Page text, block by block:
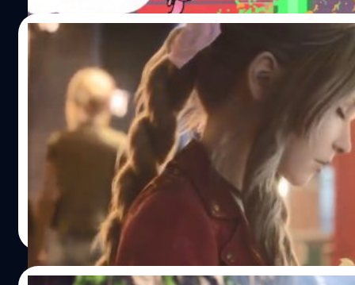
เล่นแล้วก็ถือว่าเป็นอีก 1 เกมที่น่าจะเหมาะแก่การเล่นฆ่าเวลาเ
มาก ตัวเกมไม่ยากและก็ไม่ง่าย ทั้งยังสามารถเลือกระดับความ
ถึง 3 ระดับตามความอยากของผู้เล่น ซึ่งตัวทดลองที่เปิดให้เล่
ไม่สามารถ Co-op ได้ ระบบการเล่นเองก็ต้องอาศัยความคุ้นชิ
นึง เพราะค่อนข้างจะมีลูกเล่นเยอะพอประมาณ ไว้ถ้าตัวเกมเ
จะกลับมาเขียนรีวิวเพิ่มเติมให้นะครับ พิสูจน์อักษร : สุชยา เก
01/01/2020
หลุดคลิปฉากอินโทรเดโม Final Fantasy VII
Remake [อัปเดตเพิ่มคลิป]
หลังจากมีข่าวว่าเว็บไซต์ Gamstat ที่คอยติดตามข้อมูลเกมบน
PlayStation Store ได้เพิ่มรายชื่อเดโมเกม Final Fantasy VII
ล่าสุดช่องยูทูบ Lystrasza ได้ปล่อยคลิปฉากอินโทรเดโมเกม
Fantasy VII Remake โดยเขาอ้างว่าสามารถติดตั้งและเล่นเด
นอกจากนี้ยังมีรายงานว่าเกมตัวเต็มอยู่ในไฟล์เซิร์ฟเวอร์เดียว
โม แต่ตอนนี้ถูกเอาออกไปแล้ว https://youtu.be/
แน่นอนว่าในคลิปนี้เราจะได้เห็นสาวขายดอกไม้ Aerith และ
ทางมายังสถานีรถไฟ Midgar เหมือนฉบับดั้งเดิม อย่างไรก็ตา
Square Enix ยังไม่ประกาศวันเปิดให้เล่นเดโมเกม Final
ศุภกร ประเสริฐศิลป์| 2413 days ago
Read More